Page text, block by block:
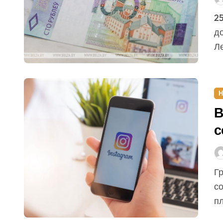
25 июля, Минск /Корр. БЕЛТА/. Четыре
Граждане по-прежнему приобретают товары в